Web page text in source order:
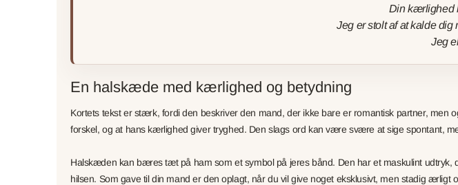
Din kærlighed
Jeg er stolt af at kalde
Jeg
En halskæde med kærlighed og betydning
Kortets tekst er stærk, fordi den beskriver den mand, der ikke bare er romantisk partner,
forskel, og at hans kærlighed giver tryghed. Den slags ord kan være svære at sige spontant,
Halskæden kan bæres tæt på ham som et symbol på jeres bånd. Den har et maskulint
hilsen. Som gave til din mand er den oplagt, når du vil give noget eksklusivt, men stadig ærligt